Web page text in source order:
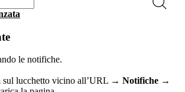
le notifiche.
sul lucchetto vicino all’URL → Notifiche →